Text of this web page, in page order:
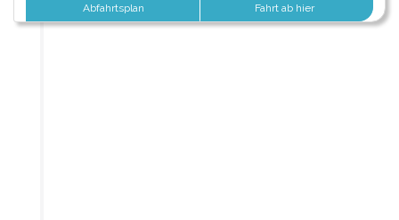
Abfahrtsplan Fahrt ab hier